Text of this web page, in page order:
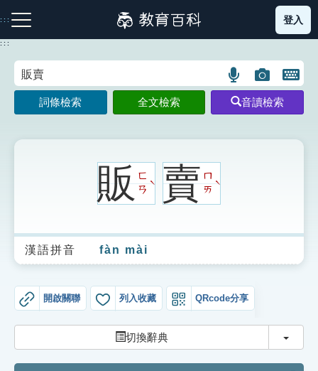
到
主
:::
注音索引圖示 筆畫索引圖示 部首索引表圖示
生字詞彙表
成語故事
索引選單
登入
:::
語
言
搜
圖
片
搜
開
鍵
圖
詞條檢索 全文檢索 音讀檢索
販ㄈ
ㄢ
ˋ 賣ㄇ
ㄞ
ˋ
漢語拼音 fàn mài
開啟關聯 列入收藏 QRcode分享
切換辭典 切換